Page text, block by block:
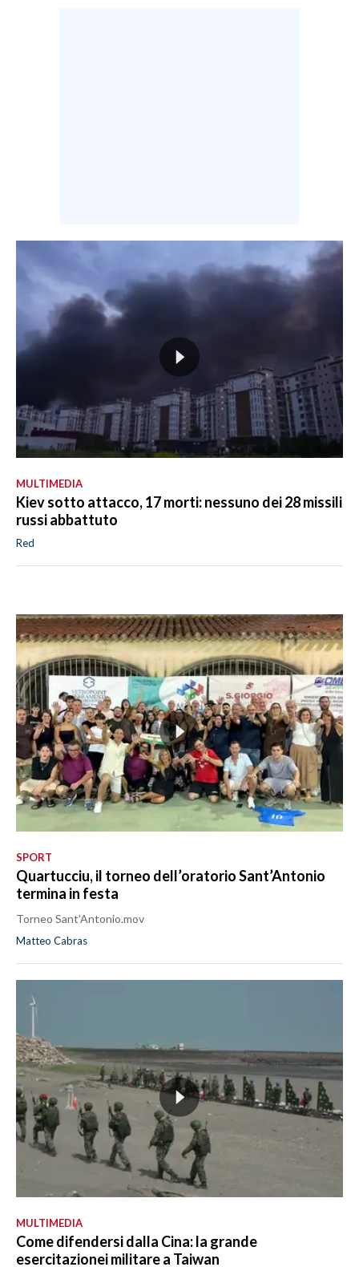
MULTIMEDIA
Kiev sotto attacco, 17 morti: nessuno dei 28 missili
russi abbattuto
Red
SPORT
Quartucciu, il torneo dell’oratorio Sant’Antonio
termina in festa
Torneo Sant’Antonio.mov
Matteo Cabras
MULTIMEDIA
Come difendersi dalla Cina: la grande
esercitazionei militare a Taiwan